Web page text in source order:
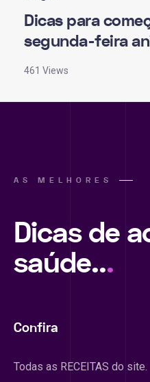
Dicas para
segunda-feira
461 Views
AS MELHORES
Dicas de
saúde...
Confira
Todas as RECEITAS do site.